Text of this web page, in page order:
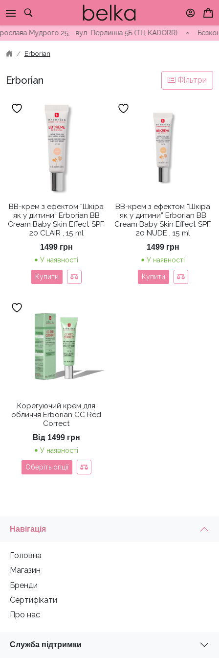
to
contentМудрого 25, вул. Перлинна 5Б (ТЦ KADORR) ∘
Erborian
Erborian Фільтри
ВВ-крем з ефектом “Шкіра
як у дитини” Erborian BB
Cream Baby Skin Effect SPF
20 CLAIR , 15 ml
1499 грн
У наявності
Купити
ВВ-крем з ефектом “Шкіра
як у дитини” Erborian BB
Cream Baby Skin Effect SPF
20 NUDE , 15 ml
1499 грн
У наявності
Купити
Корегуючий крем для
обличчя Erborian СС Red
Correct
Від 1499 грн
У наявності
Оберіть опції
Навігація
Головна
Магазин
Бренди
Сертифікати
Про нас
Служба підтримки